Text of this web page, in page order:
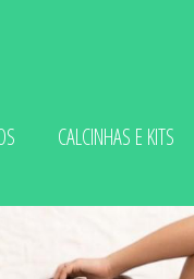
CALCINHAS E KITS